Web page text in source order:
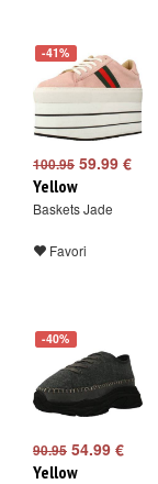
-41%
100.95 59.99 €
Yellow
Baskets Jade
Favori
-40%
90.95 54.99 €
Yellow